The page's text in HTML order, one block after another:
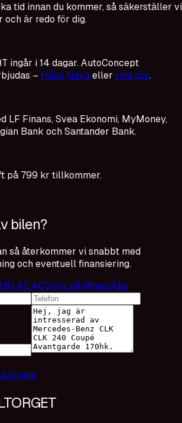
tid innan du kommer, så säkerställer vi
och är redo för dig.
ingår i 14 dagar. AutoConcept
– fråga Nayaeller ring oss.
LF Finans, Svea Ekonomi, MyMoney,
Bank och Santander Bank.
på 799 kr tillkommer.
bilen?
så återkommer vi snabbt med
och eventuell finansiering.
42 40Skriv på WhatsApp